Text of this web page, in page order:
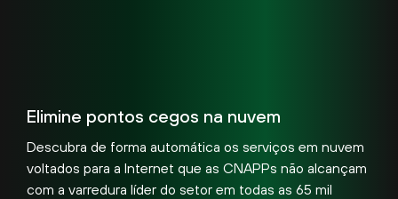
Elimine pontos cegos na nuvem
Descubra de forma automática os serviços em nuvem
voltados para a Internet que as CNAPPs não alcançam
com a varredura líder do setor em todas as 65 mil